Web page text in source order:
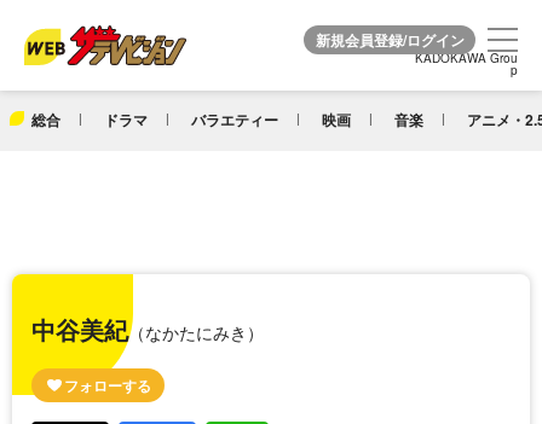
KADOKAWA Grou
p
総合 ドラマ バラエティー 映画 音楽 アニメ・
KADOKAWA Grou
p
中谷美紀（なかたにみき）